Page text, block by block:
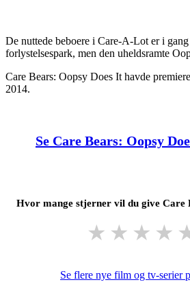
De nuttede beboere i Care-A-Lot er i
forlystelsespark, men den uheldsramte
Care Bears: Oopsy Does It havde
2014.
Se Care Bears: Oopsy
Hvor mange stjerner vil du give Care
★ ★ ★ ★
Se flere nye film og tv-serier